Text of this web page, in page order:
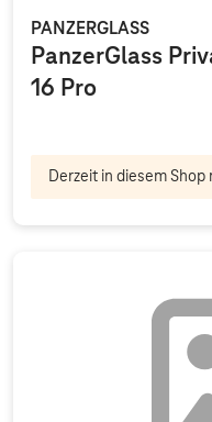
PANZERGLASS
PanzerGlass
16 Pro
Derzeit in diesem